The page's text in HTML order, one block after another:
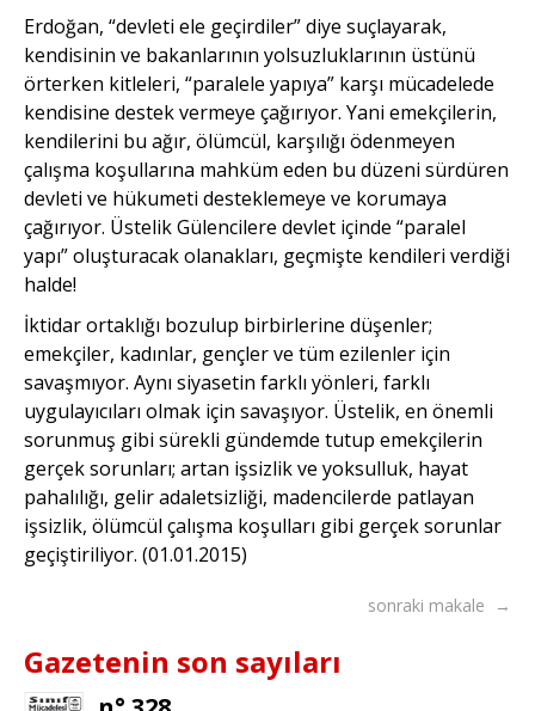
Erdoğan, “devleti ele geçirdiler” diye suçlayarak,
kendisinin ve bakanlarının yolsuzluklarının üstünü
örterken kitleleri, “paralele yapıya” karşı mücadelede
kendisine destek vermeye çağırıyor. Yani emekçilerin,
kendilerini bu ağır, ölümcül, karşılığı ödenmeyen
çalışma koşullarına mahküm eden bu düzeni sürdüren
devleti ve hükumeti desteklemeye ve korumaya
çağırıyor. Üstelik Gülencilere devlet içinde “paralel
yapı” oluşturacak olanakları, geçmişte kendileri verdiği
halde!
İktidar ortaklığı bozulup birbirlerine düşenler;
emekçiler, kadınlar, gençler ve tüm ezilenler için
savaşmıyor. Aynı siyasetin farklı yönleri, farklı
uygulayıcıları olmak için savaşıyor. Üstelik, en önemli
sorunmuş gibi sürekli gündemde tutup emekçilerin
gerçek sorunları; artan işsizlik ve yoksulluk, hayat
pahalılığı, gelir adaletsizliği, madencilerde patlayan
işsizlik, ölümcül çalışma koşulları gibi gerçek sorunlar
geçiştiriliyor. (01.01.2015)
sonraki makale →
Gazetenin son sayıları